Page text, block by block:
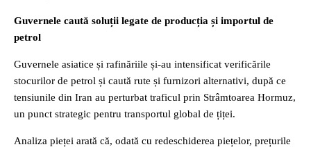
Guvernele caută soluții legate de producția și importul de
petrol
Guvernele asiatice și rafinăriile și-au intensificat verificările
stocurilor de petrol și caută rute și furnizori alternativi, după ce
tensiunile din Iran au perturbat traficul prin Strâmtoarea Hormuz,
un punct strategic pentru transportul global de țiței.
Analiza pieței arată că, odată cu redeschiderea piețelor, prețurile